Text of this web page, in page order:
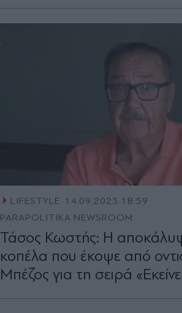
LIFESTYLE 14.09.2023 18:59
PARAPOLITIKA NEWSROOM
Τάσος Κωστής: Η
κοπέλα που έκοψε από
Μπέζος για τη σειρά